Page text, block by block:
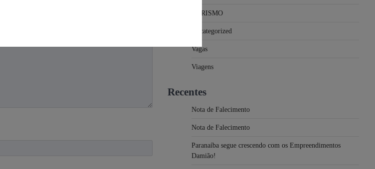
TURISMO
Uncategorized
Vagas
Viagens
Recentes
Nota de Falecimento
Nota de Falecimento
Paranaíba segue crescendo com os Empreendimentos
Damião!